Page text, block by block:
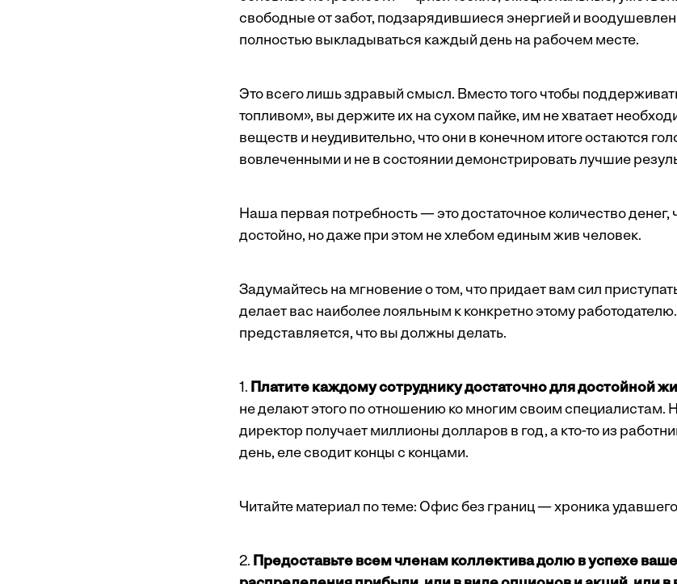
свободные от забот, подзарядившиеся энергией и
полностью выкладываться каждый день на рабочем месте.
Это всего лишь здравый смысл. Вместо того чтобы
топливом», вы держите их на сухом пайке, им не хватает
веществ и неудивительно, что они в конечном итоге остаются
вовлеченными и не в состоянии демонстрировать лучшие
Наша первая потребность — это достаточное количество денег,
достойно, но даже при этом не хлебом единым жив человек.
Задумайтесь на мгновение о том, что придает вам сил
делает вас наиболее лояльным к конкретно этому
представляется, что вы должны делать.
1. Платите каждому сотруднику достаточно для достойной
не делают этого по отношению ко многим своим специалистам.
директор получает миллионы долларов в год, а кто-то из
день, еле сводит концы с концами.
Читайте материал по теме: Офис без границ — хроника
2. Предоставьте всем членам коллектива долю в успехе